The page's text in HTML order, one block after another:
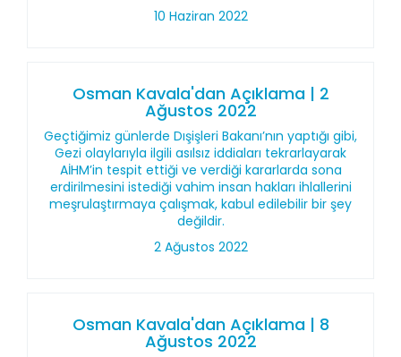
10 Haziran 2022
Osman Kavala'dan Açıklama | 2
Ağustos 2022
Geçtiğimiz günlerde Dışişleri Bakanı’nın yaptığı gibi,
Gezi olaylarıyla ilgili asılsız iddiaları tekrarlayarak
AİHM’in tespit ettiği ve verdiği kararlarda sona
erdirilmesini istediği vahim insan hakları ihlallerini
meşrulaştırmaya çalışmak, kabul edilebilir bir şey
değildir.
2 Ağustos 2022
Osman Kavala'dan Açıklama | 8
Ağustos 2022